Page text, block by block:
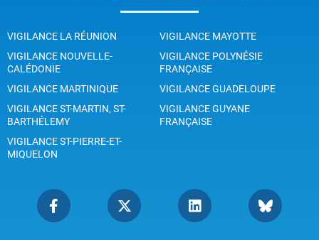
VIGILANCE LA RÉUNION
VIGILANCE MAYOTTE
VIGILANCE NOUVELLE-
CALÉDONIE
VIGILANCE POLYNÉSIE
FRANÇAISE
VIGILANCE MARTINIQUE
VIGILANCE GUADELOUPE
VIGILANCE ST-MARTIN, ST-
BARTHÉLEMY
VIGILANCE GUYANE
FRANÇAISE
VIGILANCE ST-PIERRE-ET-
MIQUELON